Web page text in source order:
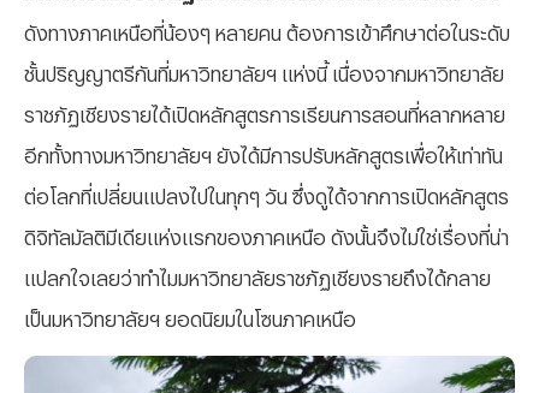
ดังทางภาคเหนือที่น้องๆ หลายคน ต้องการเข้าศึกษาต่อในระดับ
ชั้นปริญญาตรีกันที่มหาวิทยาลัยฯ แห่งนี้ เนื่องจากมหาวิทยาลัย
ราชภัฏเชียงรายได้เปิดหลักสูตรการเรียนการสอนที่หลากหลาย
อีกทั้งทางมหาวิทยาลัยฯ ยังได้มีการปรับหลักสูตรเพื่อให้เท่าทัน
ต่อโลกที่เปลี่ยนแปลงไปในทุกๆ วัน ซึ่งดูได้จากการเปิดหลักสูตร
ดิจิทัลมัลติมีเดียแห่งแรกของภาคเหนือ ดังนั้นจึงไม่ใช่เรื่องที่น่า
แปลกใจเลยว่าทำไมมหาวิทยาลัยราชภัฏเชียงรายถึงได้กลาย
เป็นมหาวิทยาลัยฯ ยอดนิยมในโซนภาคเหนือ